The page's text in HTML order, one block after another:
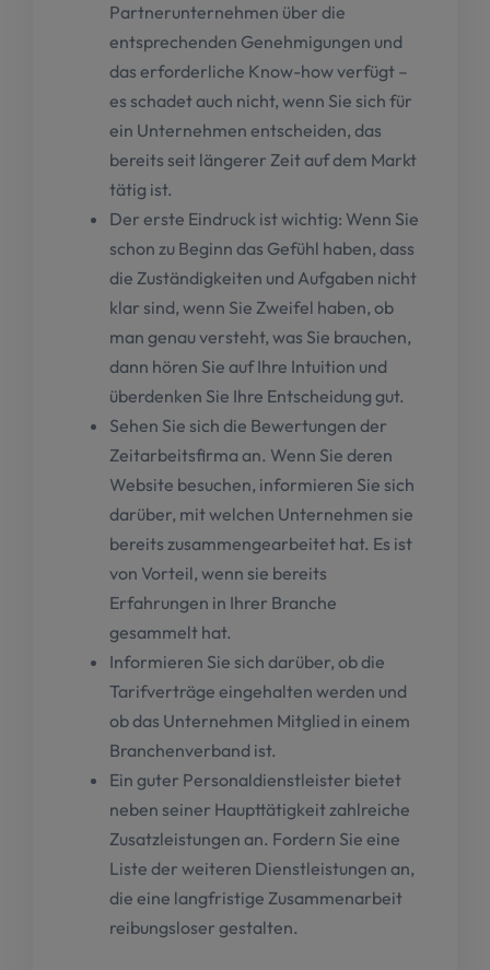
Partnerunternehmen über die
entsprechenden Genehmigungen und
das erforderliche Know-how verfügt –
es schadet auch nicht, wenn Sie sich für
ein Unternehmen entscheiden, das
bereits seit längerer Zeit auf dem Markt
tätig ist.
Der erste Eindruck ist wichtig: Wenn Sie
schon zu Beginn das Gefühl haben, dass
die Zuständigkeiten und Aufgaben nicht
klar sind, wenn Sie Zweifel haben, ob
man genau versteht, was Sie brauchen,
dann hören Sie auf Ihre Intuition und
überdenken Sie Ihre Entscheidung gut.
Sehen Sie sich die Bewertungen der
Zeitarbeitsfirma an. Wenn Sie deren
Website besuchen, informieren Sie sich
darüber, mit welchen Unternehmen sie
bereits zusammengearbeitet hat. Es ist
von Vorteil, wenn sie bereits
Erfahrungen in Ihrer Branche
gesammelt hat.
Informieren Sie sich darüber, ob die
Tarifverträge eingehalten werden und
ob das Unternehmen Mitglied in einem
Branchenverband ist.
Ein guter Personaldienstleister bietet
neben seiner Haupttätigkeit zahlreiche
Zusatzleistungen an. Fordern Sie eine
Liste der weiteren Dienstleistungen an,
die eine langfristige Zusammenarbeit
reibungsloser gestalten.